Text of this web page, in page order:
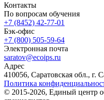
Контакты
По вопросам обучения
+7 (8452) 42-77-01
Бэк-офис
+7 (800) 505-59-64
Электронная почта
saratov@ecoips.ru
Адрес
410056, Саратовская обл., г.
Политика
© 2015-2026, Единый центр